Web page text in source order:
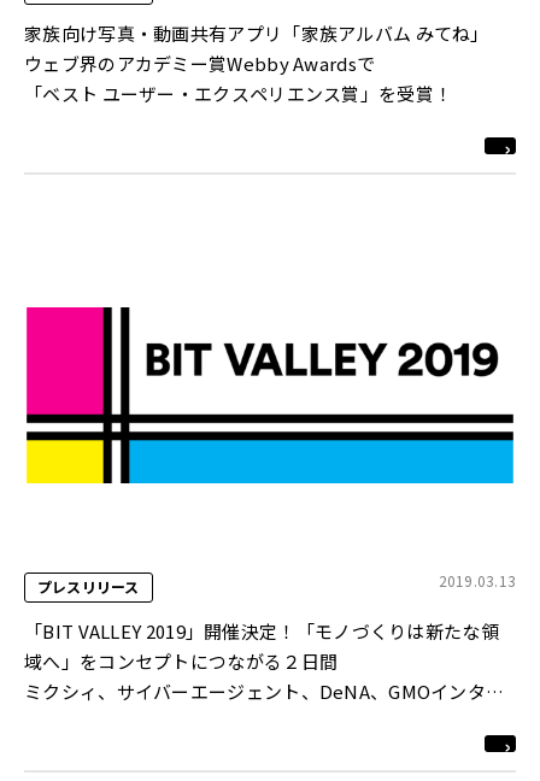
家族向け写真・動画共有アプリ「家族アルバム みてね」
ウェブ界のアカデミー賞Webby Awardsで
「ベスト ユーザー・エクスペリエンス賞」を受賞！
プレスリリース 2019.03.13
「BIT VALLEY 2019」開催決定！「モノづくりは新たな領
域へ」をコンセプトにつながる２日間
ミクシィ、サイバーエージェント、DeNA、GMOインター